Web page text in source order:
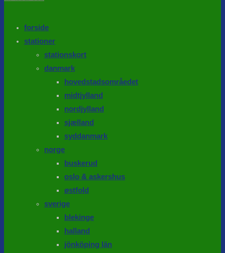
forside
stationer
stationskort
danmark
hovedstadsområedet
midtjylland
nordjylland
sjælland
syddanmark
norge
buskerud
oslo & askershus
østfold
sverige
blekinge
halland
jönköping län